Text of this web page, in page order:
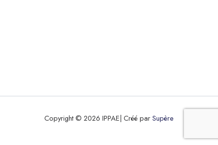
Copyright © 2026 IPPAE| Créé parSupère